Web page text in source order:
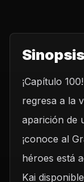
¡Capítulo
regresa a la
aparición de
¡conoce al
héroes está
Kai